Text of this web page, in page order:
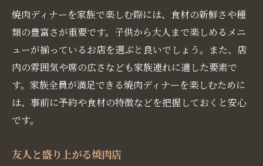
焼肉ディナーを家族で楽しむ際には、食材の新鮮さや種
類の豊富さが重要です。子供から大人まで楽しめるメニ
ューが揃っているお店を選ぶと良いでしょう。また、店
内の雰囲気や席の広さなども家族連れに適した要素で
す。家族全員が満足できる焼肉ディナーを楽しむために
は、事前に予約や食材の特徴などを把握しておくと安心
です。
友人と盛り上がる焼肉店